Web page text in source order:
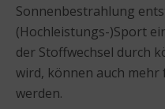
Sonnenbestrahlung
(Hochleistungs-)Sport
der Stoffwechsel durch
wird, können auch mehr
werden.